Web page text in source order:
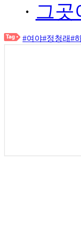
· 그
#여야#정청래#